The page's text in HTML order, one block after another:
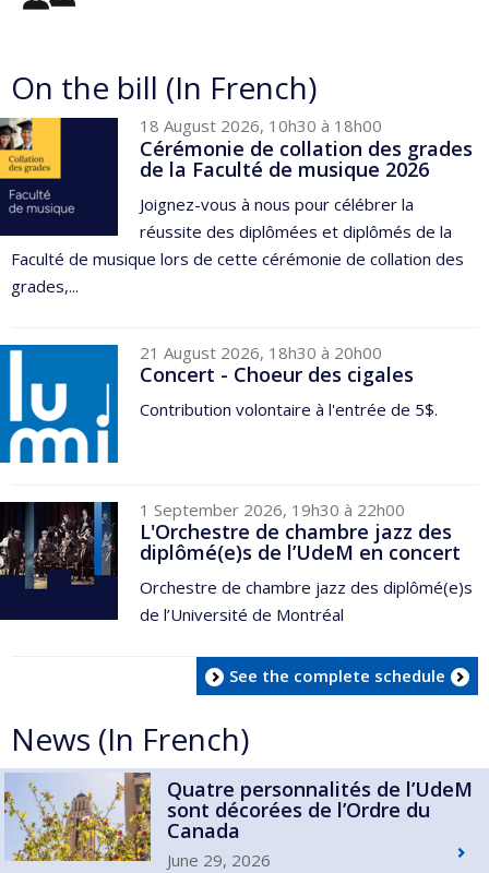
On the bill (In French)
18 August 2026, 10h30 à 18h00
Cérémonie de collation des grades
de la Faculté de musique 2026
Joignez-vous à nous pour célébrer la
réussite des diplômées et diplômés de la
Faculté de musique lors de cette cérémonie de collation des
grades,...
21 August 2026, 18h30 à 20h00
Concert - Choeur des cigales
Contribution volontaire à l'entrée de 5$.
1 September 2026, 19h30 à 22h00
L'Orchestre de chambre jazz des
diplômé(e)s de l’UdeM en concert
Orchestre de chambre jazz des diplômé(e)s
de l’Université de Montréal
See the complete schedule
News (In French)
Quatre personnalités de l’UdeM
sont décorées de l’Ordre du
Canada
June 29, 2026